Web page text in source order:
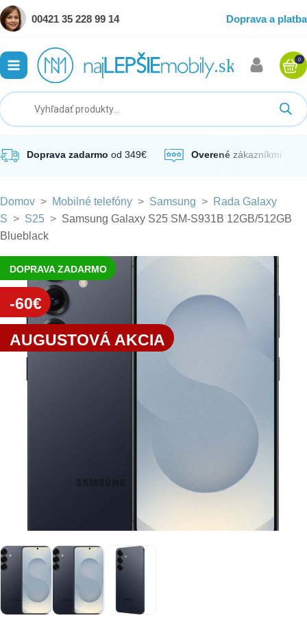
00421 35 228 99 14 Doprava a platba
0
Doprava zadarmo od 349€ Overené zákazníkmi
Domov > Mobilné telefóny > Samsung > Rada Galaxy
S > S25 > Samsung Galaxy S25 SM-S931B 12GB/512GB
Blueblack
DOPRAVA ZADARMO
-60€
AUGUSTOVÁ AKCIA